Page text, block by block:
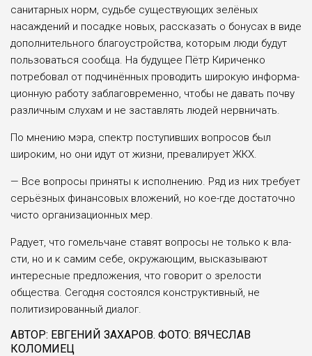
санитар­ных норм, судьбе существую­щих зелёных
насаждений и по­садке новых, рассказать о бо­нусах в виде
дополнительного благоустройства, которым лю­ди будут
пользоваться сооб­ща. На будущее Пётр Киричен­ко
потребовал от подчинённых проводить широкую информа­
ционную работу заблаговре­менно, чтобы не давать почву
различным слухам и не застав­лять людей нервничать.
По мнению мэра, спектр поступив­ших вопросов был
широким, но они идут от жизни, превалирует ЖКХ.
— Все вопросы приняты к исполнению. Ряд из них требу­ет
серьёзных финансовых вло­жений, но кое-где достаточно
чисто организационных мер.
Радует, что гомельчане ста­вят вопросы не только к вла­
сти, но и к самим себе, окружа­ющим, высказывают
интерес­ные предложения, что говорит о зрелости
общества. Сегодня состоялся конструктивный, не
политизированный диалог.
АВТОР: ЕВГЕНИЙ ЗАХАРОВ. ФОТО: ВЯЧЕСЛАВ
КОЛОМИЕЦ